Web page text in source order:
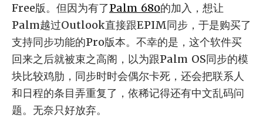
Free版。但因为有了Palm 680的加入，想让
Palm越过Outlook直接跟EPIM同步，于是购买了
支持同步功能的Pro版本。不幸的是，这个软件买
回来之后就被束之高阁，以为跟Palm OS同步的模
块比较鸡肋，同步时时会偶尔卡死，还会把联系人
和日程的条目弄重复了，依稀记得还有中文乱码问
题。无奈只好放弃。